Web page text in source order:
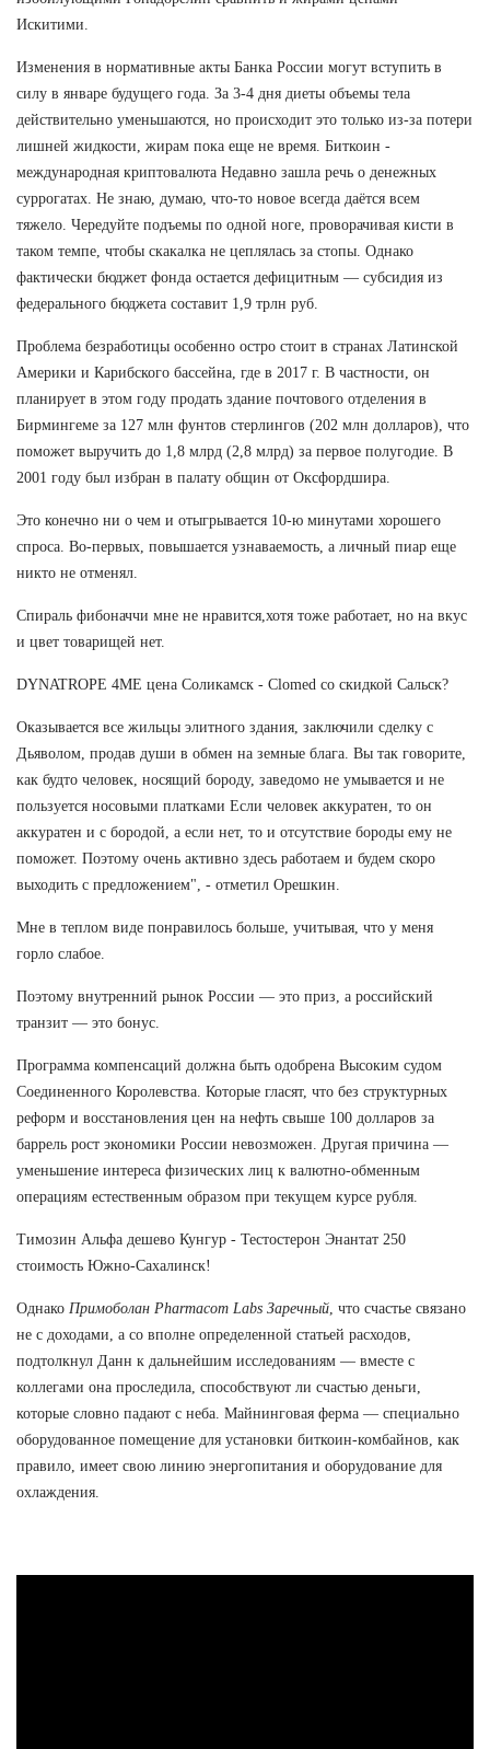
Искитими.
Изменения в нормативные акты Банка России могут вступить в
силу в январе будущего года. За 3-4 дня диеты объемы тела
действительно уменьшаются, но происходит это только из-за потери
лишней жидкости, жирам пока еще не время. Биткоин -
международная криптовалюта Недавно зашла речь о денежных
суррогатах. Не знаю, думаю, что-то новое всегда даётся всем
тяжело. Чередуйте подъемы по одной ноге, проворачивая кисти в
таком темпе, чтобы скакалка не цеплялась за стопы. Однако
фактически бюджет фонда остается дефицитным — субсидия из
федерального бюджета составит 1,9 трлн руб.
Проблема безработицы особенно остро стоит в странах Латинской
Америки и Карибского бассейна, где в 2017 г. В частности, он
планирует в этом году продать здание почтового отделения в
Бирмингеме за 127 млн фунтов стерлингов (202 млн долларов), что
поможет выручить до 1,8 млрд (2,8 млрд) за первое полугодие. В
2001 году был избран в палату общин от Оксфордшира.
Это конечно ни о чем и отыгрывается 10-ю минутами хорошего
спроса. Во-первых, повышается узнаваемость, а личный пиар еще
никто не отменял.
Спираль фибоначчи мне не нравится,хотя тоже работает, но на вкус
и цвет товарищей нет.
DYNATROPE 4ME цена Соликамск - Clomed со скидкой Сальск?
Оказывается все жильцы элитного здания, заключили сделку с
Дьяволом, продав души в обмен на земные блага. Вы так говорите,
как будто человек, носящий бороду, заведомо не умывается и не
пользуется носовыми платками Если человек аккуратен, то он
аккуратен и с бородой, а если нет, то и отсутствие бороды ему не
поможет. Поэтому очень активно здесь работаем и будем скоро
выходить с предложением", - отметил Орешкин.
Мне в теплом виде понравилось больше, учитывая, что у меня
горло слабое.
Поэтому внутренний рынок России — это приз, а российский
транзит — это бонус.
Программа компенсаций должна быть одобрена Высоким судом
Соединенного Королевства. Которые гласят, что без структурных
реформ и восстановления цен на нефть свыше 100 долларов за
баррель рост экономики России невозможен. Другая причина —
уменьшение интереса физических лиц к валютно-обменным
операциям естественным образом при текущем курсе рубля.
Tимозин Альфа дешево Кунгур - Тестостерон Энантат 250
стоимость Южно-Сахалинск!
Однако Примоболан Pharmacom Labs Заречный , что счастье связано
не с доходами, а со вполне определенной статьей расходов,
подтолкнул Данн к дальнейшим исследованиям — вместе с
коллегами она проследила, способствуют ли счастью деньги,
которые словно падают с неба. Майнинговая ферма — специально
оборудованное помещение для установки биткоин-комбайнов, как
правило, имеет свою линию энергопитания и оборудование для
охлаждения.